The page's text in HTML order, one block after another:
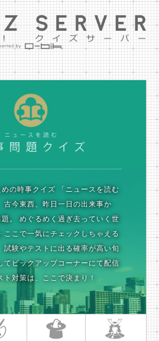
の時事クイズ 「ニュースを読む
古今東西、昨日一日の出来事か
。
めぐるめく過ぎ去っていく世
ここで一気にチェックしちゃえる
試験やテストに出る確率が高い旬
てピックアップコーナーにて配信
対策は、ここで決まり！